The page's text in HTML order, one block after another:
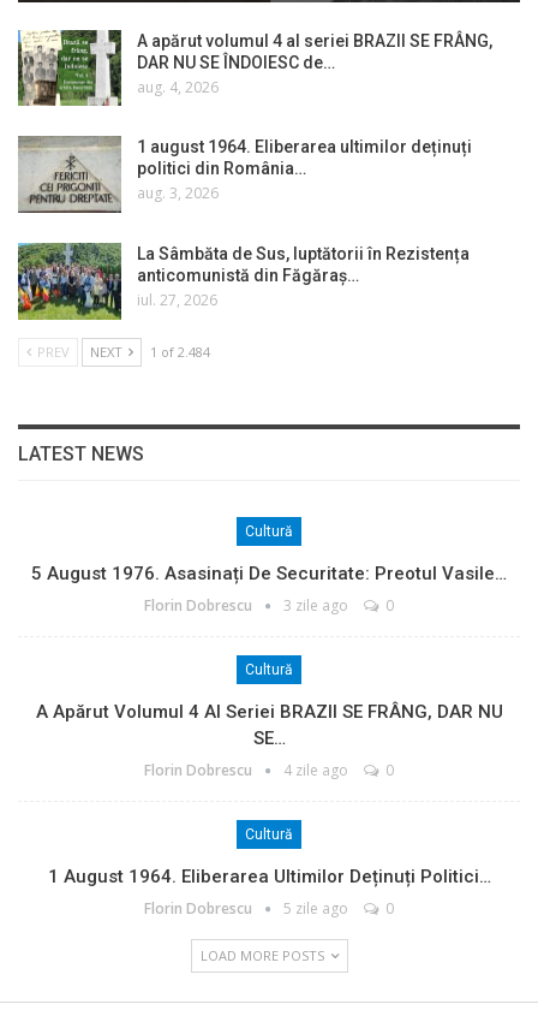
A apărut volumul 4 al seriei BRAZII SE FRÂNG,
DAR NU SE ÎNDOIESC de…
aug. 4, 2026
1 august 1964. Eliberarea ultimilor deținuți
politici din România…
aug. 3, 2026
La Sâmbăta de Sus, luptătorii în Rezistența
anticomunistă din Făgăraș…
iul. 27, 2026
PREV NEXT 1 of 2.484
LATEST NEWS
Cultură
5 August 1976. Asasinați De Securitate: Preotul Vasile…
Florin Dobrescu 3 zile ago 0
Cultură
A Apărut Volumul 4 Al Seriei BRAZII SE FRÂNG, DAR NU
SE…
Florin Dobrescu 4 zile ago 0
Cultură
1 August 1964. Eliberarea Ultimilor Deținuți Politici…
Florin Dobrescu 5 zile ago 0
LOAD MORE POSTS